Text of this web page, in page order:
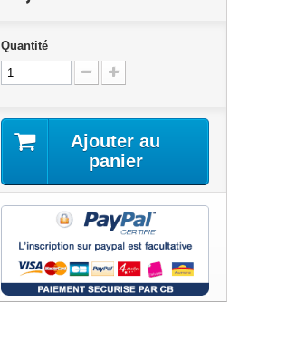
Quantité
Ajouter au
panier